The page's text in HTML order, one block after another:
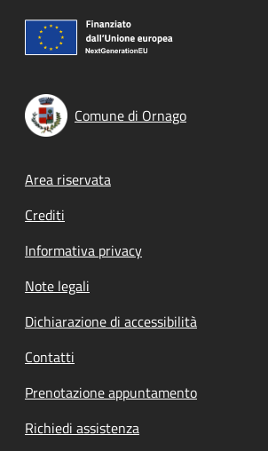
Comune di Ornago
Footer menu
Area riservata
Crediti
Informativa privacy
Note legali
Dichiarazione di accessibilità
Contatti
Prenotazione appuntamento
Richiedi assistenza